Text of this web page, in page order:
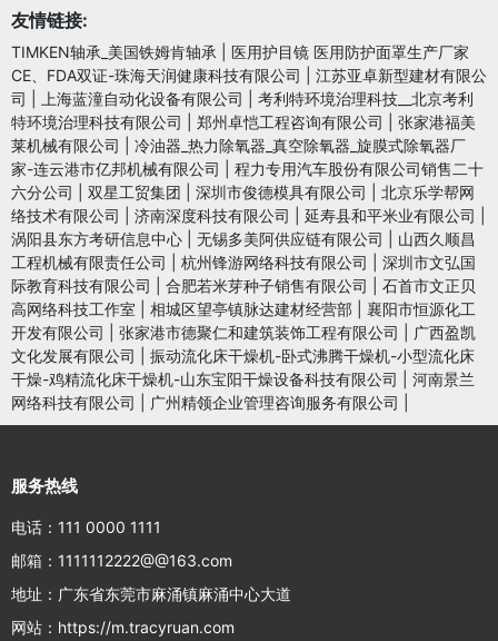
友情链接:
TIMKEN轴承_美国铁姆肯轴承
医用护目镜 医用防护面罩生产厂家
CE、FDA双证-珠海天润健康科技有限公司
江苏亚卓新型建材有限公
司
上海蓝潼自动化设备有限公司
考利特环境治理科技__北京考利
特环境治理科技有限公司
郑州卓恺工程咨询有限公司
张家港福美
莱机械有限公司
冷油器_热力除氧器_真空除氧器_旋膜式除氧器厂
家-连云港市亿邦机械有限公司
程力专用汽车股份有限公司销售二十
六分公司
双星工贸集团 深圳市俊德模具有限公司
北京乐学帮网
络技术有限公司
济南深度科技有限公司 延寿县和平米业有限公司
涡阳县东方考研信息中心
无锡多美阿供应链有限公司
山西久顺昌
工程机械有限责任公司
杭州锋游网络科技有限公司
深圳市文弘国
际教育科技有限公司
合肥若米芽种子销售有限公司
石首市文正贝
高网络科技工作室
相城区望亭镇脉达建材经营部
襄阳市恒源化工
开发有限公司
张家港市德聚仁和建筑装饰工程有限公司
广西盈凯
文化发展有限公司
振动流化床干燥机-卧式沸腾干燥机-小型流化床
干燥-鸡精流化床干燥机-山东宝阳干燥设备科技有限公司
河南景兰
网络科技有限公司
广州精领企业管理咨询服务有限公司
服务热线
电话：111 0000 1111
邮箱：1111112222@@163.com
地址：广东省东莞市麻涌镇麻涌中心大道
网站：https://m.tracyruan.com